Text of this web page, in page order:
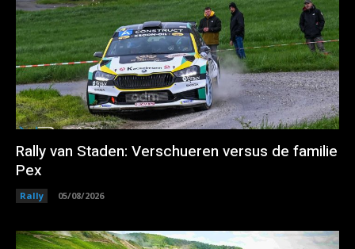
Rally van Staden: Verschueren versus de familie
Pex
Rally 05/08/2026